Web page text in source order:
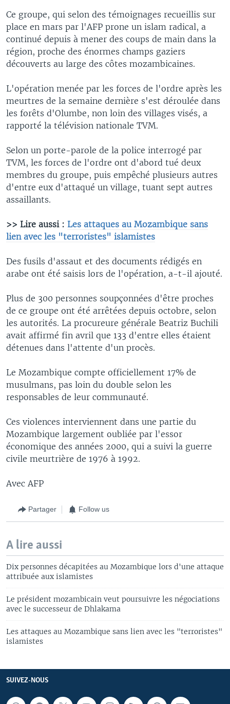
Ce groupe, qui selon des témoignages recueillis sur
place en mars par l'AFP prone un islam radical, a
continué depuis à mener des coups de main dans la
région, proche des énormes champs gaziers
découverts au large des côtes mozambicaines.
L'opération menée par les forces de l'ordre après les
meurtres de la semaine dernière s'est déroulée dans
les forêts d'Olumbe, non loin des villages visés, a
rapporté la télévision nationale TVM.
Selon un porte-parole de la police interrogé par
TVM, les forces de l'ordre ont d'abord tué deux
membres du groupe, puis empêché plusieurs autres
d'entre eux d'attaqué un village, tuant sept autres
assaillants.
>> Lire aussi : Les attaques au Mozambique sans
lien avec les "terroristes" islamistes
Des fusils d'assaut et des documents rédigés en
arabe ont été saisis lors de l'opération, a-t-il ajouté.
Plus de 300 personnes soupçonnées d'être proches
de ce groupe ont été arrêtées depuis octobre, selon
les autorités. La procureure générale Beatriz Buchili
avait affirmé fin avril que 133 d'entre elles étaient
détenues dans l'attente d'un procès.
Le Mozambique compte officiellement 17% de
musulmans, pas loin du double selon les
responsables de leur communauté.
Ces violences interviennent dans une partie du
Mozambique largement oubliée par l'essor
économique des années 2000, qui a suivi la guerre
civile meurtrière de 1976 à 1992.
Avec AFP
Partager Follow us
A lire aussi
Dix personnes décapitées au Mozambique lors d'une attaque
attribuée aux islamistes
Le président mozambicain veut poursuivre les négociations
avec le successeur de Dhlakama
Les attaques au Mozambique sans lien avec les "terroristes"
islamistes
SUIVEZ-NOUS